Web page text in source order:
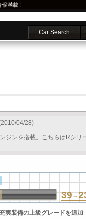
満載！
Car Search
04/28)
ジンを搭載。こちらはRシリ
39 ～
充実装備の上級グレードを追加